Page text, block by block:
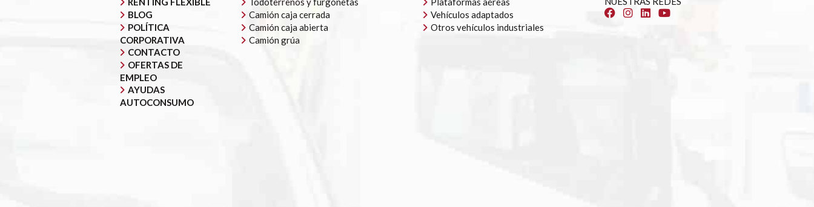
BLOG
POLÍTICA
CORPORATIVA
CONTACTO
OFERTAS DE
EMPLEO
AYUDAS
AUTOCONSUMO
Camión caja cerrada
Camión caja abierta
Camión grúa
Vehículos adaptados
Otros vehículos industriales